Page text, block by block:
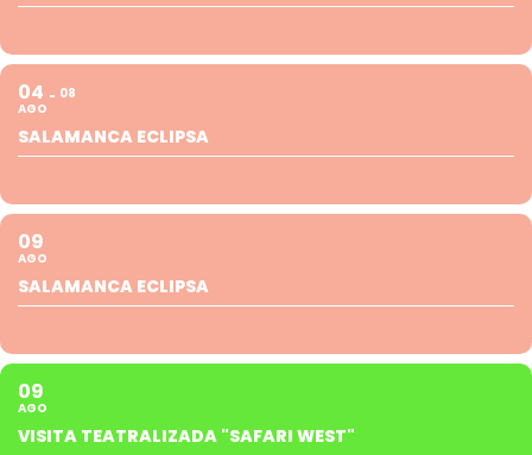
04
AGO
08
SALAMANCA ECLIPSA
09
AGO
SALAMANCA ECLIPSA
09
AGO
VISITA TEATRALIZADA "SAFARI WEST"